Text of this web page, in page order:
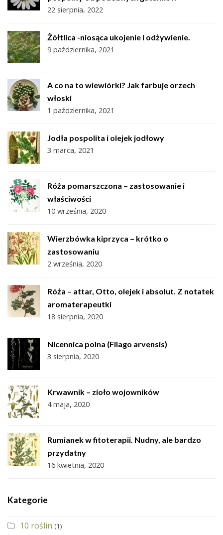
22 sierpnia, 2022
Żółtlica -niosąca ukojenie i odżywienie.
9 października, 2021
A co na to wiewiórki? Jak farbuje orzech
włoski
1 października, 2021
Jodła pospolita i olejek jodłowy
3 marca, 2021
Róża pomarszczona – zastosowanie i
właściwości
10 września, 2020
Wierzbówka kiprzyca – krótko o
zastosowaniu
2 września, 2020
Róża – attar, Otto, olejek i absolut. Z notatek
aromaterapeutki
18 sierpnia, 2020
Nicennica polna (Filago arvensis)
3 sierpnia, 2020
Krwawnik – zioło wojowników
4 maja, 2020
Rumianek w fitoterapii. Nudny, ale bardzo
przydatny
16 kwietnia, 2020
Kategorie
10 roślin (1)